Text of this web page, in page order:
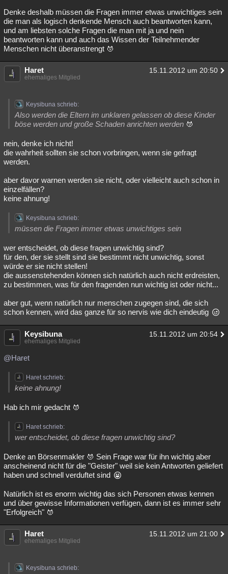
Denke deshalb müssen die Fragen immer etwas unwichtiges sein
die man als logisch denkende Mensch auch beantworten kann,
und am liebsten solche Fragen die man mit ja und nein
beantworten kann und auch das Wissen der Teilnehmender
Menschen nicht überanstrengt
Haret 15.11.2012 um 20:50
ehemaliges Mitglied
Keysibuna schrieb:
Also werden die Eltern im unklaren gelassen ob diese Kinder
böse werden und große Schaden anrichten werden
nein, denke ich nicht!
die wahrheit sollten sie schon vorbringen, wenn sie gefragt
werden.
aber davor warnen werden sie nicht, oder vielleicht auch schon in
einzelfällen?
keine ahnung!
Keysibuna schrieb:
müssen die Fragen immer etwas unwichtiges sein
wer entscheidet, ob diese fragen unwichtig sind?
für den, der sie stellt sind sie bestimmt nicht unwichtig, sonst
würde er sie nicht stellen!
die aussenstehenden können sich natürlich auch nicht erdreisten,
zu bestimmen, was für den fragenden nun wichtig ist oder nicht...
aber gut, wenn natürlich nur menschen zugegen sind, die sich
schon kennen, wird das ganze für so nervis wie dich eindeutig
Keysibuna 15.11.2012 um 20:54
ehemaliges Mitglied
@Haret
Haret schrieb:
keine ahnung!
Hab ich mir gedacht
Haret schrieb:
wer entscheidet, ob diese fragen unwichtig sind?
Denke an Börsenmakler
Sein Frage war für ihn wichtig aber
anscheinend nicht für die "Geister" weil sie kein Antworten geliefert
haben und schnell verduftet sind
Natürlich ist es enorm wichtig das sich Personen etwas kennen
und über gewisse Informationen verfügen, dann ist es immer sehr
"Erfolgreich"
Haret 15.11.2012 um 21:00
ehemaliges Mitglied
Keysibuna schrieb: